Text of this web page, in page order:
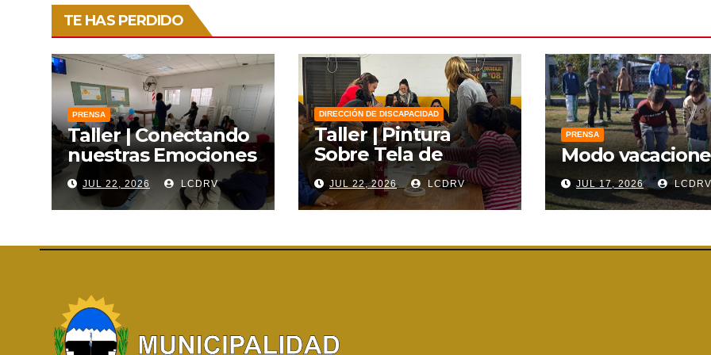
TE HAS PERDIDO
PRENSA
Taller | Conectando
nuestras Emociones
JUL 22, 2026 LCDRV
DIRECCIÓN DE DISCAPACIDAD
Taller | Pintura
Sobre Tela de
Lienzo
JUL 22, 2026 LCDRV
PRENSA
Modo
JUL 17, 2026 LCDRV